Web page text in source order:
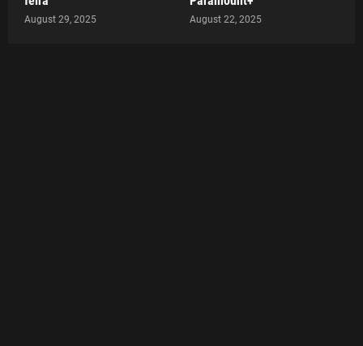
August 29, 2025 August 22, 2025